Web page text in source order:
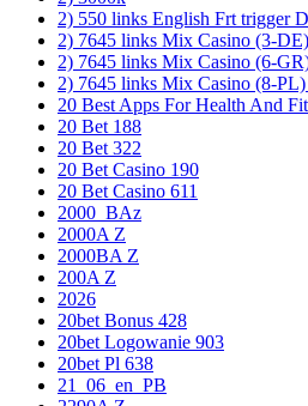
2) 550 links English Frt trigger
2) 7645 links Mix Casino (3-
2) 7645 links Mix Casino (6-
2) 7645 links Mix Casino (8-
20 Best Apps For Health And
20 Bet 188
20 Bet 322
20 Bet Casino 190
20 Bet Casino 611
2000_BAz
2000A Z
2000BA Z
200A Z
2026
20bet Bonus 428
20bet Logowanie 903
20bet Pl 638
21_06_en_PB